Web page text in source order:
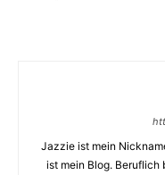
Jazzie ist mein
ist mein Blog. Beruflich